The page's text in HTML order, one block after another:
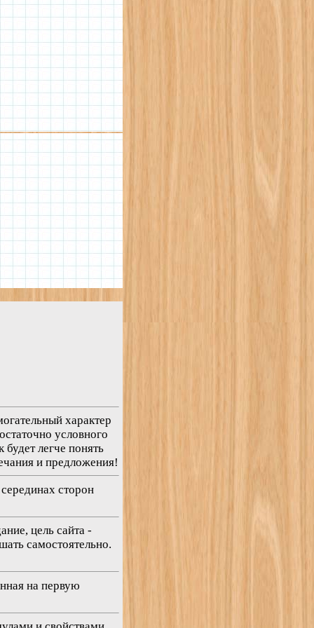
характер
условного
легче понять
и предложения!
сторон
цель сайта -
самостоятельно.
на первую